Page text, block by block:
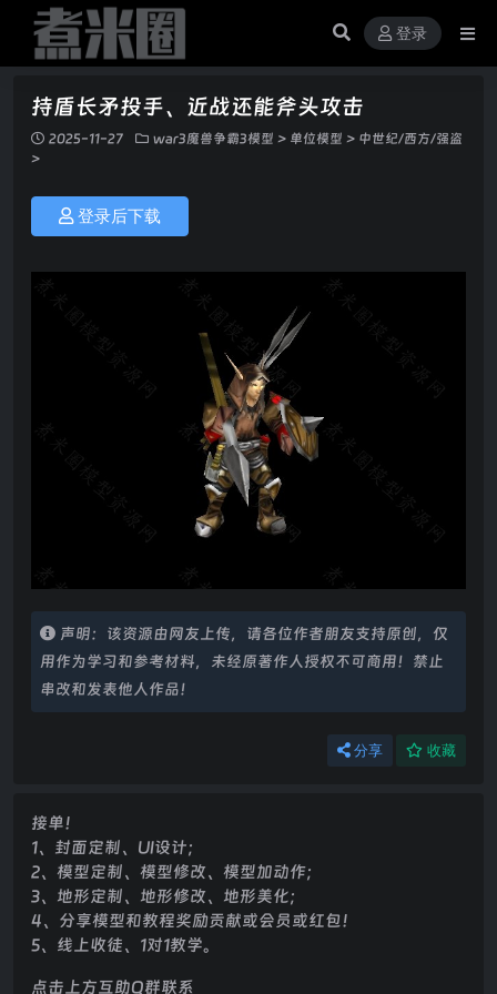
登录
持盾长矛投手、近战还能斧头攻击
2025-11-27 war3魔兽争霸3模型 > 单位模型 > 中世纪/西方/强盗
>
登录后下载
声明：该资源由网友上传，请各位作者朋友支持原创，仅
用作为学习和参考材料，未经原著作人授权不可商用！禁止
串改和发表他人作品！
分享 收藏
接单！
1、封面定制、UI设计；
2、模型定制、模型修改、模型加动作；
3、地形定制、地形修改、地形美化；
4、分享模型和教程奖励贡献或会员或红包！
5、线上收徒、1对1教学。
点击上方互助Q群联系